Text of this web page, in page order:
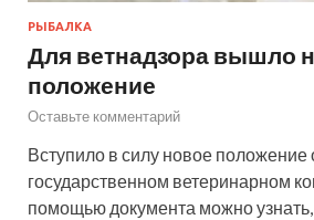
РЫБАЛКА
Для ветнадзора вышло
положение
Оставьте комментарий
Вступило в силу новое
государственном ветеринарном
помощью документа можно узнать,